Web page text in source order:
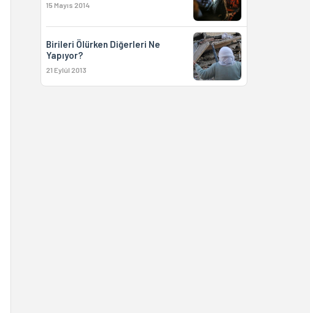
15 Mayıs 2014
Birileri Ölürken Diğerleri Ne
Yapıyor?
21 Eylül 2013